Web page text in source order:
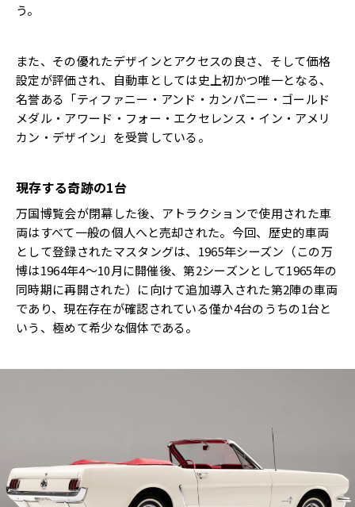
う。
また、その優れたデザインとアクセスの良さ、そして価格
設定が評価され、自動車としては史上初かつ唯一となる、
名誉ある「ティファニー・アンド・カンパニー・ゴールド
メダル・アワード・フォー・エクセレンス・イン・アメリ
カン・デザイン」を受賞している。
現存する奇跡の1台
万国博覧会が閉幕した後、アトラクションで使用された車
両はすべて一般の個人へと売却された。今回、歴史的車両
として登録されたマスタングは、1965年シーズン（この万
博は1964年4～10月に開催後、第2シーズンとして1965年の
同時期に再開された）に向けて追加導入された第2陣の車両
であり、現在存在が確認されている僅か4台のうちの1台と
いう、極めて希少な個体である。